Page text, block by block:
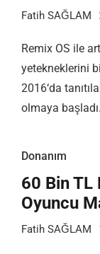
Fatih SAĞLAM
Remix OS ile
yetekneklerini
2016‘da
olmaya
Donanım
60 Bin TL
Oyuncu
Fatih SAĞLAM